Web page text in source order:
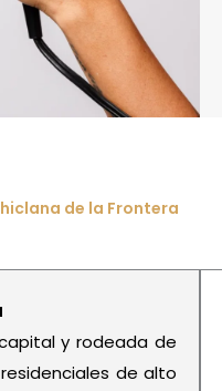
de la Frontera
y rodeada de
de alto